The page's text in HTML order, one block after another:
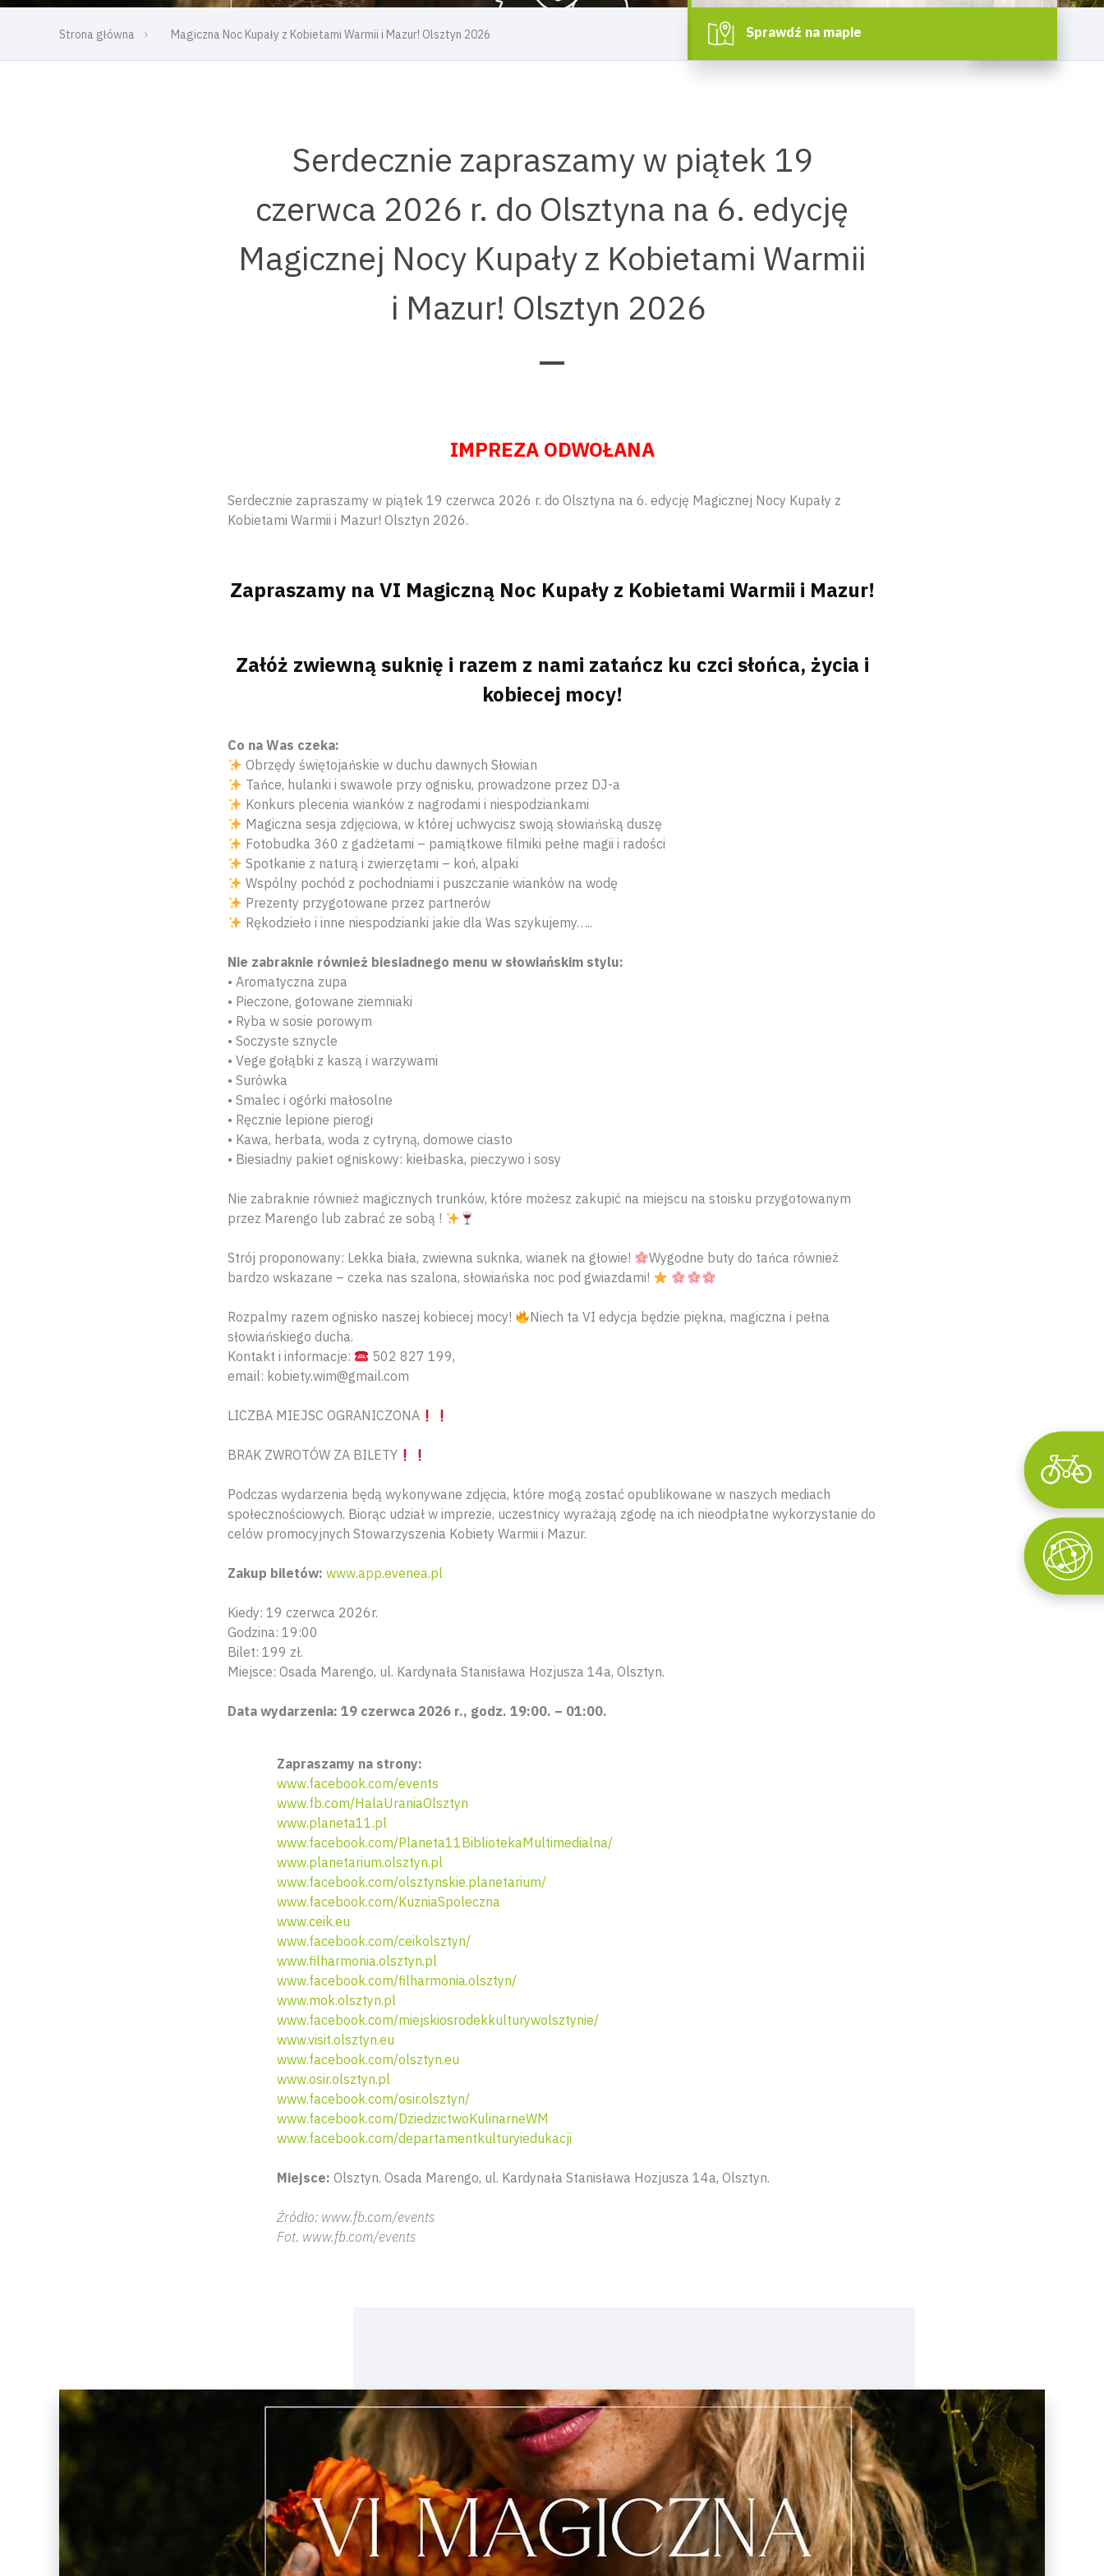
Strona główna Magiczna Noc Kupały z Kobietami Warmii i Mazur! Olsztyn 2026 Sprawdź na mapie
Serdecznie zapraszamy w piątek 19
czerwca 2026 r. do Olsztyna na 6. edycję
Magicznej Nocy Kupały z Kobietami Warmii
i Mazur! Olsztyn 2026
IMPREZA ODWOŁANA
Serdecznie zapraszamy w piątek 19 czerwca 2026 r. do Olsztyna na 6. edycję Magicznej Nocy Kupały z
Kobietami Warmii i Mazur! Olsztyn 2026.
Zapraszamy na VI Magiczną Noc Kupały z Kobietami Warmii i Mazur!
Załóż zwiewną suknię i razem z nami zatańcz ku czci słońca, życia i
kobiecej mocy!
Co na Was czeka:
Obrzędy świętojańskie w duchu dawnych Słowian
Tańce, hulanki i swawole przy ognisku, prowadzone przez DJ-a
Konkurs plecenia wianków z nagrodami i niespodziankami
Magiczna sesja zdjęciowa, w której uchwycisz swoją słowiańską duszę
Fotobudka 360 z gadżetami – pamiątkowe filmiki pełne magii i radości
Spotkanie z naturą i zwierzętami – koń, alpaki
Wspólny pochód z pochodniami i puszczanie wianków na wodę
Prezenty przygotowane przez partnerów
Rękodzieło i inne niespodzianki jakie dla Was szykujemy…..
Nie zabraknie również biesiadnego menu w słowiańskim stylu:
• Aromatyczna zupa
• Pieczone, gotowane ziemniaki
• Ryba w sosie porowym
• Soczyste sznycle
• Vege gołąbki z kaszą i warzywami
• Surówka
• Smalec i ogórki małosolne
• Ręcznie lepione pierogi
• Kawa, herbata, woda z cytryną, domowe ciasto
• Biesiadny pakiet ogniskowy: kiełbaska, pieczywo i sosy
Nie zabraknie również magicznych trunków, które możesz zakupić na miejscu na stoisku przygotowanym
przez Marengo lub zabrać ze sobą !
Strój proponowany: Lekka biała, zwiewna suknka, wianek na głowie!
Wygodne buty do tańca również
bardzo wskazane – czeka nas szalona, słowiańska noc pod gwiazdami!
Rozpalmy razem ognisko naszej kobiecej mocy!
Niech ta VI edycja będzie piękna, magiczna i pełna
słowiańskiego ducha.
Kontakt i informacje:
502 827 199,
email: kobiety.wim@gmail.com
LICZBA MIEJSC OGRANICZONA
BRAK ZWROTÓW ZA BILETY
Podczas wydarzenia będą wykonywane zdjęcia, które mogą zostać opublikowane w naszych mediach
społecznościowych. Biorąc udział w imprezie, uczestnicy wyrażają zgodę na ich nieodpłatne wykorzystanie do
celów promocyjnych Stowarzyszenia Kobiety Warmii i Mazur.
Zakup biletów: www.app.evenea.pl
Kiedy: 19 czerwca 2026r.
Godzina: 19:00
Bilet: 199 zł.
Miejsce: Osada Marengo, ul. Kardynała Stanisława Hozjusza 14a, Olsztyn.
Data wydarzenia: 19 czerwca 2026 r., godz. 19:00. – 01:00.
Zapraszamy na strony:
www.facebook.com/events
www.fb.com/HalaUraniaOlsztyn
www.planeta11.pl
www.facebook.com/Planeta11BibliotekaMultimedialna/
www.planetarium.olsztyn.pl
www.facebook.com/olsztynskie.planetarium/
www.facebook.com/KuzniaSpoleczna
www.ceik.eu
www.facebook.com/ceikolsztyn/
www.filharmonia.olsztyn.pl
www.facebook.com/filharmonia.olsztyn/
www.mok.olsztyn.pl
www.facebook.com/miejskiosrodekkulturywolsztynie/
www.visit.olsztyn.eu
www.facebook.com/olsztyn.eu
www.osir.olsztyn.pl
www.facebook.com/osir.olsztyn/
www.facebook.com/DziedzictwoKulinarneWM
www.facebook.com/departamentkulturyiedukacji
Miejsce: Olsztyn. Osada Marengo, ul. Kardynała Stanisława Hozjusza 14a, Olsztyn.
Źródło: www.fb.com/events
Fot. www.fb.com/events
Wyszukaj